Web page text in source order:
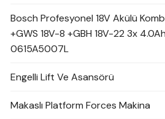
Bosch Profesyonel 18V Akülü
+GWS 18V-8 +GBH 18V-22 3x
0615A5007L
Engelli Lift Ve Asansörü
Makaslı Platform Forces Makina